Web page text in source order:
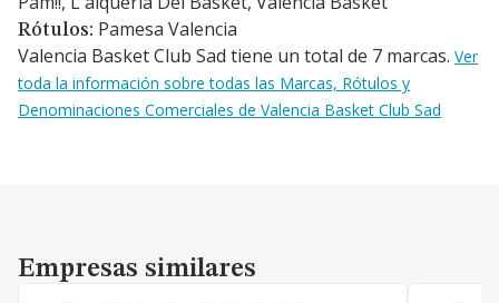
Rótulos: Pamesa Valencia
Valencia Basket Club Sad tiene un total de 7 marcas. Ver
toda la información sobre todas las Marcas, Rótulos y
Denominaciones Comerciales de Valencia Basket Club Sad
Empresas similares
Empresas similares